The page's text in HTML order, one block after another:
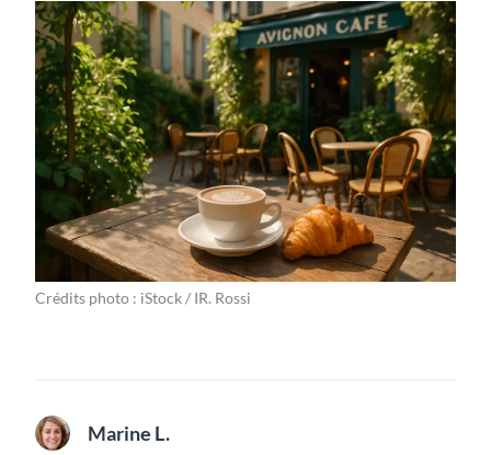
Crédits photo : iStock / IR. Rossi
Marine L.